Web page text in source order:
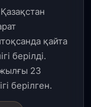
әзірлеуді
Қазақстан
қайта
берілді.
жылғы 23
берілген.